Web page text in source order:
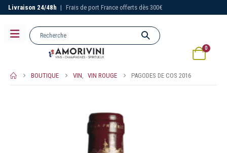
Livraison 24/48h | Frais de port France offerts dès 300€
0
BOUTIQUE VIN, VIN ROUGE PAGODES DE COS 2016